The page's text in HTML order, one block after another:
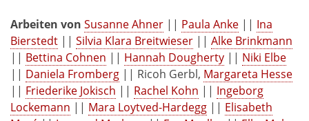
Arbeiten von Susanne Ahner || Paula Anke || Ina
Bierstedt || Silvia Klara Breitwieser || Alke Brinkmann
|| Bettina Cohnen || Hannah Dougherty || Niki Elbe
|| Daniela Fromberg || Ricoh Gerbl, Margareta Hesse
|| Friederike Jokisch || Rachel Kohn || Ingeborg
Lockemann || Mara Loytved-Hardegg || Elisabeth